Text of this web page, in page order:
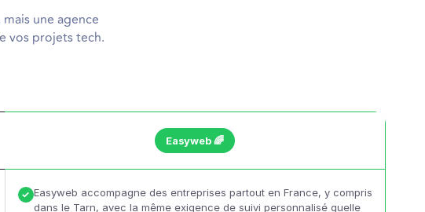
une agence
vos projets tech.
Easyweb 🌈
✓ Easyweb accompagne des entreprises partout en France, y compris
dans le Tarn, avec la même exigence de suivi personnalisé quelle